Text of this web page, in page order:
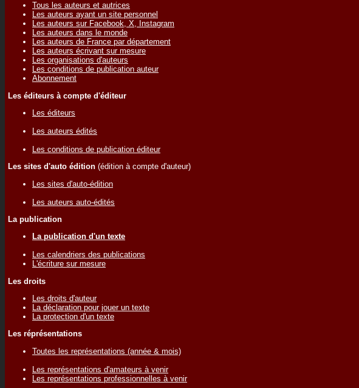
Tous les auteurs et autrices
Les auteurs ayant un site personnel
Les auteurs sur Facebook, X, Instagram
Les auteurs dans le monde
Les auteurs de France par département
Les auteurs écrivant sur mesure
Les organisations d'auteurs
Les conditions de publication auteur
Abonnement
Les éditeurs à compte d'éditeur
Les éditeurs
Les auteurs édités
Les conditions de publication éditeur
Les sites d'auto édition (édition à compte d'auteur)
Les sites d'auto-édition
Les auteurs auto-édités
La publication
La publication d'un texte
Les calendriers des publications
L'écriture sur mesure
Les droits
Les droits d'auteur
La déclaration pour jouer un texte
La protection d'un texte
Les réprésentations
Toutes les représentations (année & mois)
Les représentations d'amateurs à venir
Les représentations professionnelles à venir